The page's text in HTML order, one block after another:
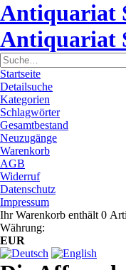
Antiquariat
Antiquariat
Startseite
Detailsuche
Kategorien
Schlagwörter
Gesamtbestand
Neuzugänge
Warenkorb
AGB
Widerruf
Datenschutz
Impressum
Ihr Warenkorb enthält 0
Währung:
EUR